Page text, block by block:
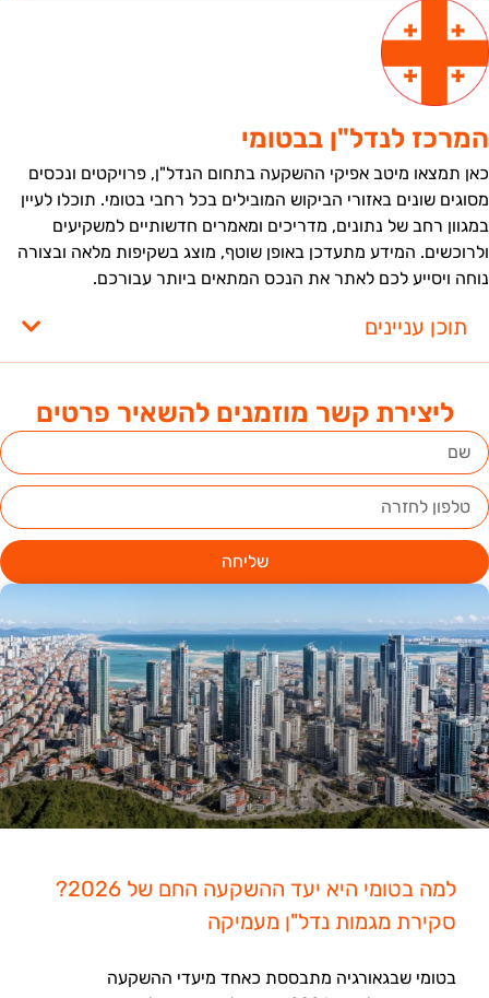
ליצירת קשר מוזמנים להשאיר פרטים
שליחה
למה בטומי היא יעד ההשקעה החם של 2026?
סקירת מגמות נדל"ן מעמיקה
בטומי שבגאורגיה מתבססת כאחד מיעדי ההשקעה
לנדל"ן בבטומי
תמצאו מיטב אפיקי ההשקעה בתחום הנדל"ן, פרויקטים ונכסים
שונים באזורי הביקוש המובילים בכל רחבי בטומי. תוכלו לעיין
רחב של נתונים, מדריכים ומאמרים חדשותיים למשקיעים
המידע מתעדכן באופן שוטף, מוצג בשקיפות מלאה ובצורה
ויסייע לכם לאתר את הנכס המתאים ביותר עבורכם.
תוכן עניינים